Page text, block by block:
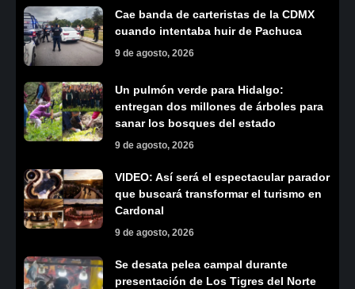
Cae banda de carteristas de la CDMX
cuando intentaba huir de Pachuca
9 de agosto, 2026
Un pulmón verde para Hidalgo:
entregan dos millones de árboles para
sanar los bosques del estado
9 de agosto, 2026
VIDEO: Así será el espectacular parador
que buscará transformar el turismo en
Cardonal
9 de agosto, 2026
Se desata pelea campal durante
presentación de Los Tigres del Norte